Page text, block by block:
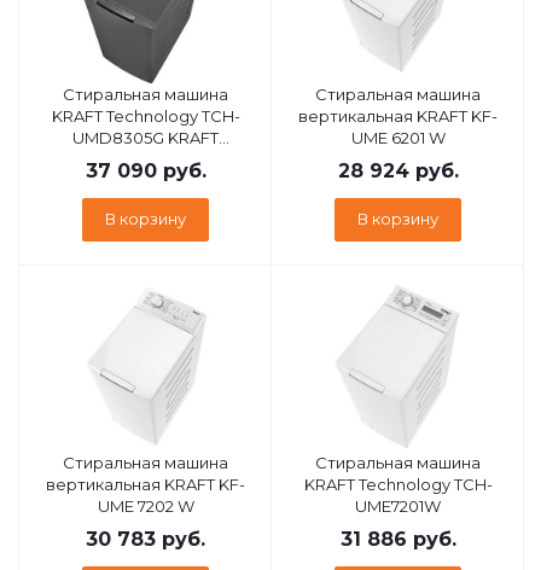
Стиральная машина
KRAFT Technology TCH-
UMD8305G KRAFT
Technology TCH-
UMD8305G
37 090руб.
В корзину
Стиральная машина
вертикальная KRAFT KF-
UME 6201 W
28 924руб.
В корзину
Стиральная машина
вертикальная KRAFT KF-
UME 7202 W
30 783 руб.
Стиральная машина
KRAFT Technology TCH-
UME7201W
31 886 руб.